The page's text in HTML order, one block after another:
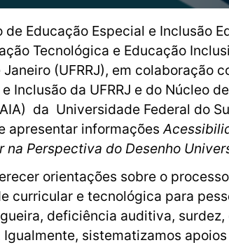
de Educação Especial e Inclusão
Tecnológica e Educação
Janeiro (UFRRJ), em colaboração
Inclusão da UFRRJ e do Núcleo
da Universidade Federal do
apresentar informações
na Perspectiva do Desenho
orientações sobre o
curricular e tecnológica para
deficiência auditiva,
sistematizamos